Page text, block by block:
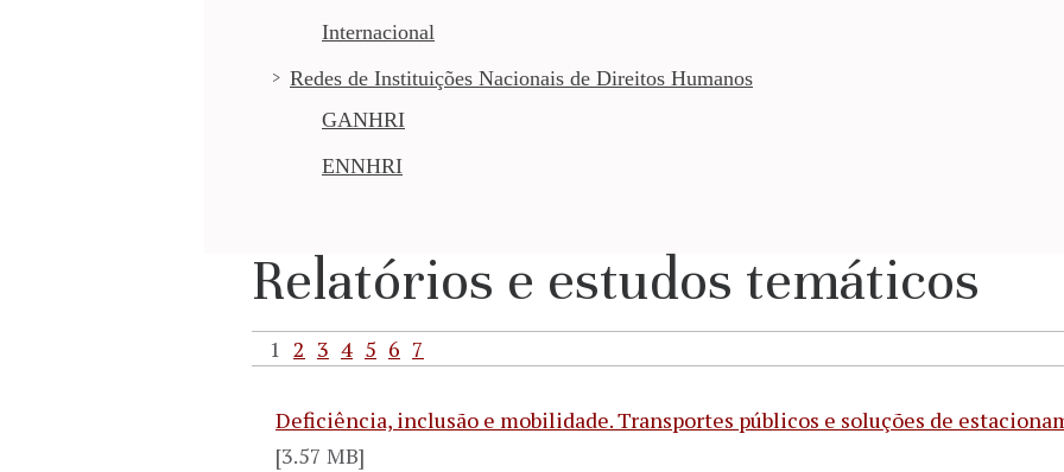
Internacional
Redes de Instituições Nacionais de Direitos Humanos
GANHRI
ENNHRI
Relatórios e estudos temáticos
1 2 3 4 5 6 7
Deficiência, inclusão e mobilidade. Transportes públicos e soluções de
[3.57 MB]